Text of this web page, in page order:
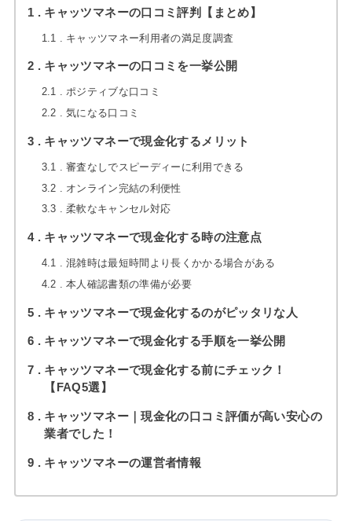
1 キャッツマネーの口コミ評判【まとめ】
1.1 キャッツマネー利用者の満足度調査
2 キャッツマネーの口コミを一挙公開
2.1
ポジティブな口コミ
2.2
気になる口コミ
3 キャッツマネーで現金化するメリット
3.1
審査なしでスピーディーに利用できる
3.2
オンライン完結の利便性
3.3
柔軟なキャンセル対応
4 キャッツマネーで現金化する時の注意点
4.1
混雑時は最短時間より長くかかる場合がある
4.2
本人確認書類の準備が必要
5 キャッツマネーで現金化するのがピッタリな人
6 キャッツマネーで現金化する手順を一挙公開
7
キャッツマネーで現金化する前にチェック！
【FAQ5選】
8
キャッツマネー｜現金化の口コミ評価が高い安心の
業者でした！
9 キャッツマネーの運営者情報